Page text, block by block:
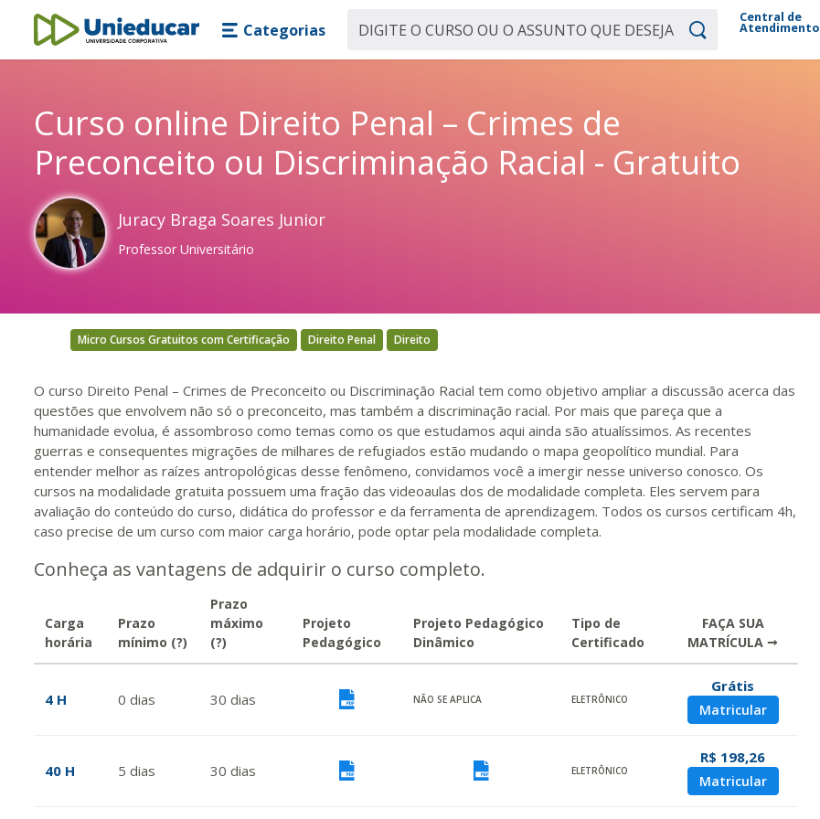
Skip main navigation
Skip to main content
Unieducar
Categorias
Central de
Atendimento
Curso online Direito Penal – Crimes de
Preconceito ou Discriminação Racial - Gratuito
Juracy Braga Soares Junior
Professor Universitário
Micro Cursos Gratuitos com Certificação Direito Penal Direito
O curso Direito Penal – Crimes de Preconceito ou Discriminação Racial tem como objetivo ampliar a discussão acerca das
questões que envolvem não só o preconceito, mas também a discriminação racial. Por mais que pareça que a
humanidade evolua, é assombroso como temas como os que estudamos aqui ainda são atualíssimos. As recentes
guerras e consequentes migrações de milhares de refugiados estão mudando o mapa geopolítico mundial. Para
entender melhor as raízes antropológicas desse fenômeno, convidamos você a imergir nesse universo conosco. Os
cursos na modalidade gratuita possuem uma fração das videoaulas dos de modalidade completa. Eles servem para
avaliação do conteúdo do curso, didática do professor e da ferramenta de aprendizagem. Todos os cursos certificam 4h,
caso precise de um curso com maior carga horário, pode optar pela modalidade completa.
Conheça as vantagens de adquirir o curso completo.
Carga
horária
Prazo
mínimo (?)
Prazo
máximo
(?)
Projeto
Pedagógico
Projeto Pedagógico
Dinâmico
Tipo de
Certificado
FAÇA SUA
MATRÍCULA →
4 H 0 dias 30 dias Visualizar
NÃO SE APLICA ELETRÔNICO
Grátis
Matricular
40 H 5 dias 30 dias Visualizar
ELETRÔNICO
R$ 198,26
Matricular